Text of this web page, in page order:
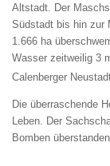
Altstadt. Der
Südstadt bis hin zur
1.666 ha
Wasser zeitweilig 3
Calenberger
Die überraschende
Leben. Der
Bomben